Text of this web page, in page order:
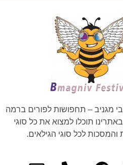
מגניב – תחפושות לפורים ברמה
תוכלו למצוא את כל סוגי
לכל סוגי הגילאים.